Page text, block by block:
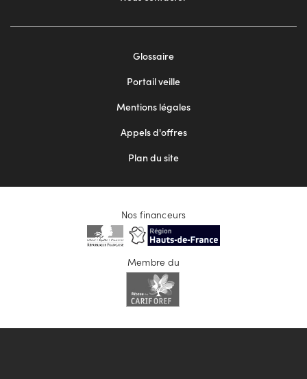
Glossaire
Portail veille
Mentions légales
Appels d'offres
Plan du site
Nos financeurs
Membre du